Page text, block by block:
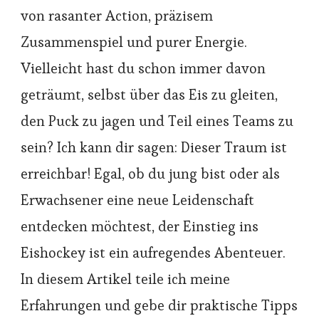
von rasanter Action, präzisem
Zusammenspiel und purer Energie.
Vielleicht hast du schon immer davon
geträumt, selbst über das Eis zu gleiten,
den Puck zu jagen und Teil eines Teams zu
sein? Ich kann dir sagen: Dieser Traum ist
erreichbar! Egal, ob du jung bist oder als
Erwachsener eine neue Leidenschaft
entdecken möchtest, der Einstieg ins
Eishockey ist ein aufregendes Abenteuer.
In diesem Artikel teile ich meine
Erfahrungen und gebe dir praktische Tipps